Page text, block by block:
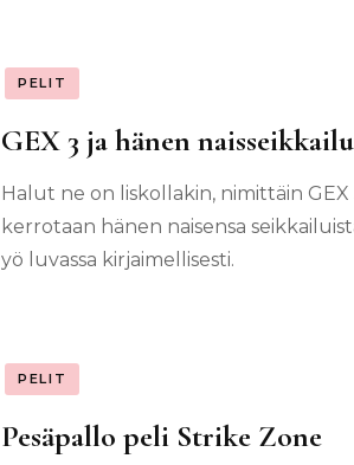
PELIT
GEX 3 ja hänen
Halut ne on liskollakin, nimittäin GEX
kerrotaan hänen naisensa
yö luvassa kirjaimellisesti.
PELIT
Pesäpallo peli Strike Zone